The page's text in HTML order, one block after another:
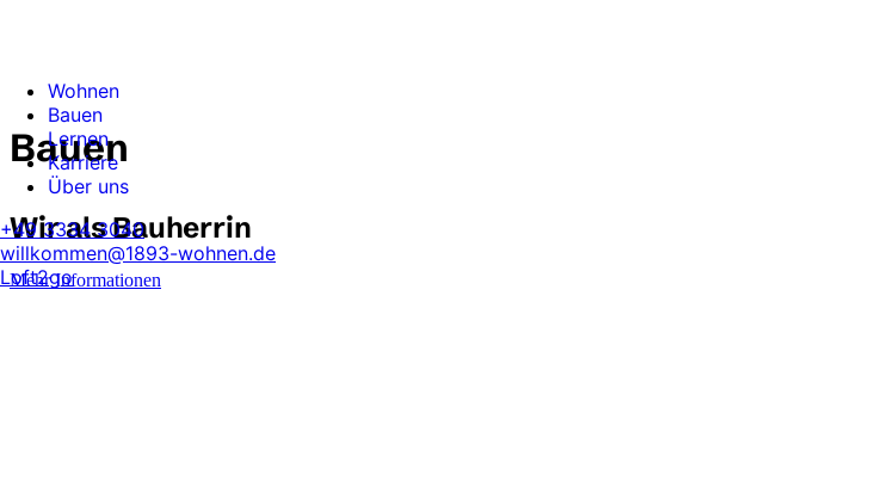
Wohnen
Bauen
Lernen
Karriere
Über uns
+49 3334 3040
willkommen@1893-wohnen.de
Loft2go
Bauen
Wir als Bauherrin
Mehr Informationen